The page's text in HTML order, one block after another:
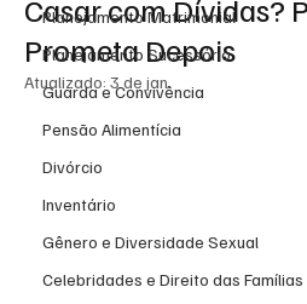
Planejamento Matrimonial
Planejamento Sucessório
Guarda e Convivência
Pensão Alimentícia
Divórcio
Inventário
Gênero e Diversidade Sexual
Celebridades e Direito das Famílias
Casar com Dívidas?
Prometa Depois
Atualizado: 3 de jan.